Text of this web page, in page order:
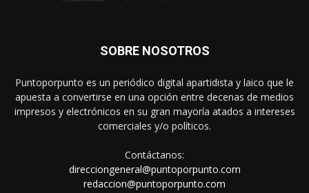
SOBRE NOSOTROS
Puntoporpunto es un periódico digital apartidista y laico que le
apuesta a convertirse en una opción entre decenas de medios
impresos y electrónicos en su gran mayoría atados a intereses
comerciales y/o políticos.
Contáctanos:
direcciongeneral@puntoporpunto.com
redaccion@puntoporpunto.com